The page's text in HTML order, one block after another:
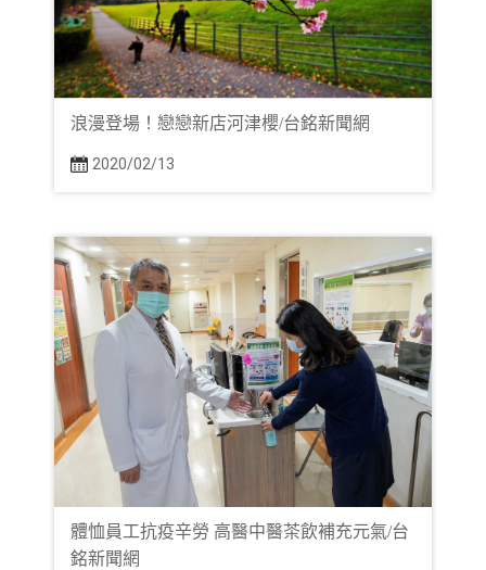
浪漫登場！戀戀新店河津櫻/台銘新聞網
2020/02/13
體恤員工抗疫辛勞 高醫中醫茶飲補充元氣/台
銘新聞網